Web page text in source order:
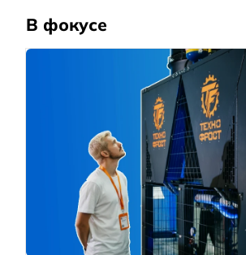
В фокусе